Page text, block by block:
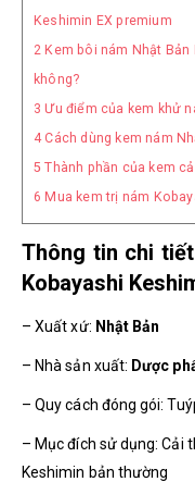
Keshimin EX premium
2 Kem bôi nám Nhật
không?
3 Ưu điểm của kem khử
4Cách dùng kem nám
5 Thành phần của kem
6 Mua kem trị nám
Thông tin chi
Kobayashi
– Xuất xứ: Nhật Bản
– Nhà sản xuất: Dược
– Quy cách đóng gói:
– Mục đích sử dụng: Cải
Keshimin bản thường